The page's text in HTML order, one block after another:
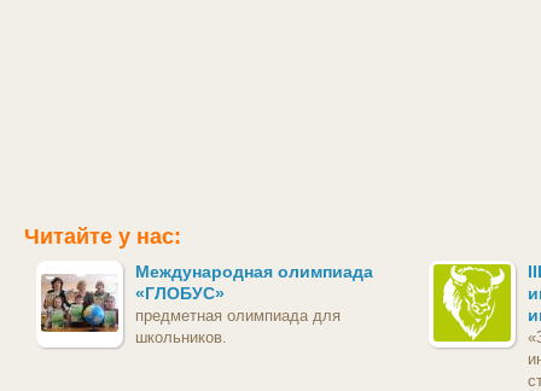
Читайте у нас:
Международная олимпиада
«ГЛОБУС»
предметная олимпиада для
школьников.